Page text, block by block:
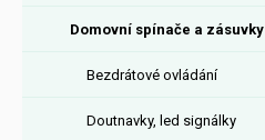
Domovní spínače a zásuvky
Bezdrátové ovládání
Doutnavky, led signálky